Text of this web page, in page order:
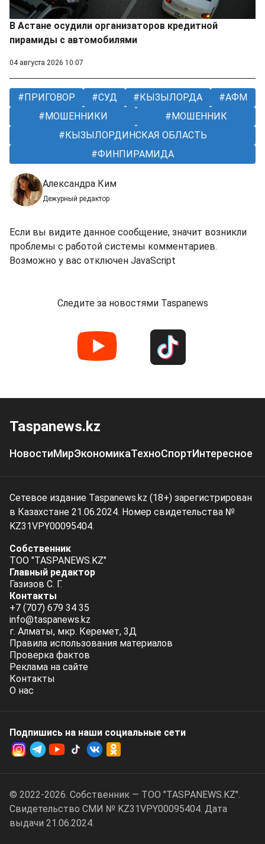
В Астане осудили организаторов кредитной
пирамиды с автомобилями
04 августа 2026 10:07
ПРИГОВОР СУД КЫЗЫЛОРДА
АФМ
МОШЕННИКИ
МОШЕННИК
КЫЗЫЛОРДИНСКАЯ ОБЛАСТЬ
ФИНПИРАМИДА
Александра Ким
Дежурный редактор
Если вы видите данное сообщение, значит возникли
проблемы с работой системы комментариев.
Возможно у вас отключен JavaScript
Следите за новостями Taspanews
Taspanews.kz
НовостиМирЭкономикаТехноСпортИнтересное
Сетевое издание Taspanews.kz (18+) зарегистрирован
в Казахстане 21.06.2024. Номер свидетельства №
KZ31VPY00095404.
Собственник
ТОО "TASPANEWS.KZ"
Главный редактор
Газизов С. Г.
Контакты
+7 (707) 679 34 35
info@taspanews.kz
г. Алматы, мкр. Керемет, 3Д
Правила использования материалов
Проверка фактов
Реклама на сайте
Контакты
О нас
Подпишись на наши социальные cети
© 2022-2026. Собственник — ТОО "TASPANEWS.KZ".
Cвидетельство СМИ № KZ31VPY00095404. Дата
выдачи 21.06.2024.